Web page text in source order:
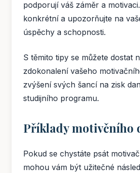
podporují váš záměr a
konkrétní a upozorňujte na
úspěchy a schopnosti.
S těmito tipy se můžete dostat
zdokonalení vašeho
zvýšení svých šancí na zisk
studijního programu.
Příklady motivčního
Pokud se chystáte psát
mohou vám být užitečné